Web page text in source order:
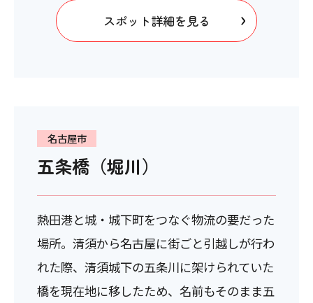
スポット詳細を見る
名古屋市
五条橋（堀川）
熱田港と城・城下町をつなぐ物流の要だった
場所。清須から名古屋に街ごと引越しが行わ
れた際、清須城下の五条川に架けられていた
橋を現在地に移したため、名前もそのまま五